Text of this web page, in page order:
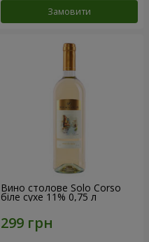
Замовити
Вино столове Solo Corso
біле сухе 11% 0,75 л